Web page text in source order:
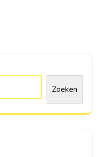
Zoeken